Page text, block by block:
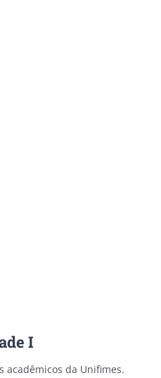
I
acadêmicos da Unifimes.